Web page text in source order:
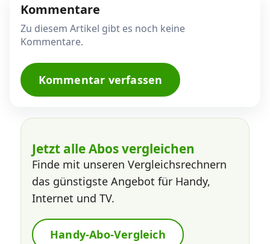
Kommentare
Zu diesem Artikel gibt es noch keine
Kommentare.
Kommentar verfassen
Jetzt alle Abos vergleichen
Finde mit unseren Vergleichsrechnern
das günstigste Angebot für Handy,
Internet und TV.
Handy-Abo-Vergleich